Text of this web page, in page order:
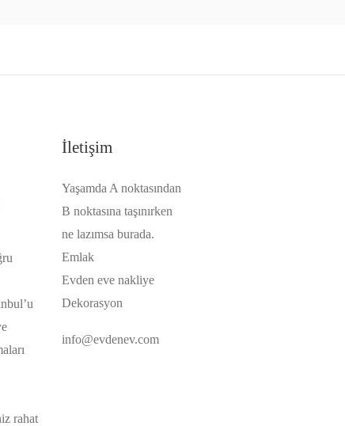
rahat
İletişim
Yaşamda A noktasından
B noktasına taşınırken
ne lazımsa burada.
Emlak
Evden eve nakliye
Dekorasyon
info@evdenev.com